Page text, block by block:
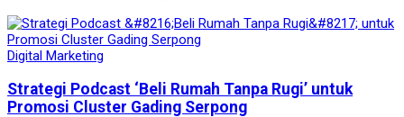
Digital Marketing
Strategi Podcast ‘Beli Rumah Tanpa Rugi’ untuk
Promosi Cluster Gading Serpong